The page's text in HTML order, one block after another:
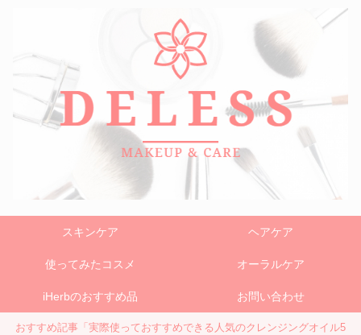
スキンケア ヘアケア
使ってみたコスメ オーラルケア
iHerbのおすすめ品 お問い合わせ
おすすめ記事「実際使っておすすめできる人気のクレンジングオイル5